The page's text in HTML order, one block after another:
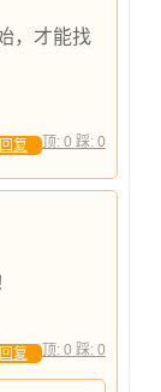
，才能找
顶: 0 踩: 0
回复
顶: 0 踩: 0
回复